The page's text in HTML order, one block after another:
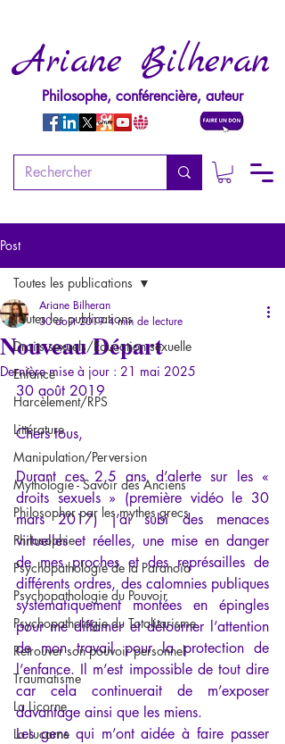
Ariane Bilheran
Philosophe, conférencière, auteur
Post
Toutes les publications
Droits sexuels/Education sexuelle
Enfance
Harcèlement/RPS
Littérature
Manipulation/Perversion
Mythologie - Savoir des Anciens
Philosopher par les mythes grecs
Philosophie
Psychopathologie de la Paranoïa
Psychopathologie du Pouvoir
Psychopathologie du Totalitarisme
Retrouver son pouvoir personnel
Traumatisme
La Licorne
La Lucarne
Toutes les publications
Nouveau Départ
Ariane Bilheran
30 août 2019 4 min de lecture
Dernière mise à jour : 21 mai 2025
30 août 2019
Chers tous,
Durant ces 2,5 ans d’alerte sur les «
droits sexuels » (première vidéo le 30
mars 2017) j’ai subi des menaces
virtuelles et réelles, une mise en danger
de mes proches et des représailles de
différents ordres, des calomnies publiques
systématiquement montées en épingles
pour me diffamer et détourner l’attention
de mon travail pour la protection de
l’enfance. Il m’est impossible de tout dire
car cela continuerait de m’exposer
davantage ainsi que les miens.
Les gens qui m’ont aidée à faire passer